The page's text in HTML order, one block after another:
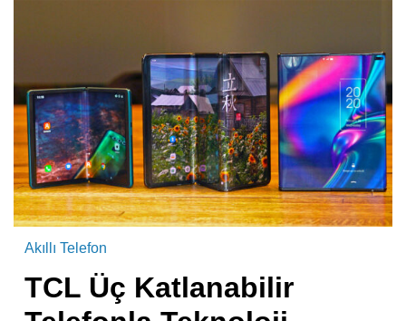
Akıllı Telefon
TCL Üç Katlanabilir